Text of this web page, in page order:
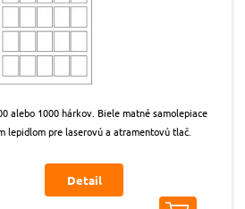
alebo 1000 hárkov. Biele matné samolepiace
lepidlom pre laserovú a atramentovú tlač.
Detail